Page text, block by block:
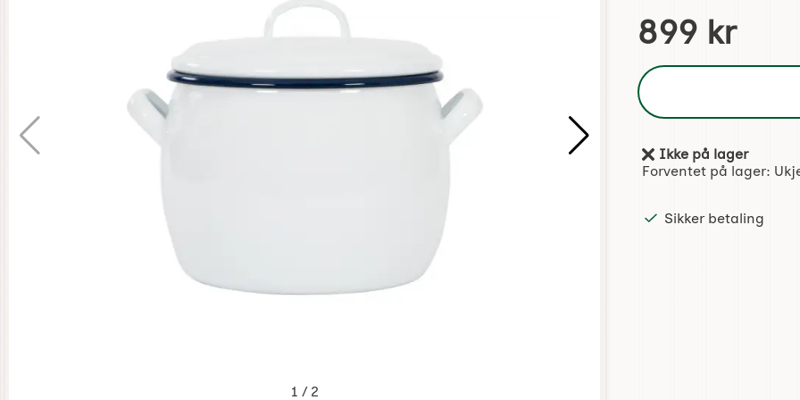
1 / 2
Handle dette
pris
899 kr
Produkttilgjengelighet:
Ikke på lager
Forventet på lager:
Sikker betaling